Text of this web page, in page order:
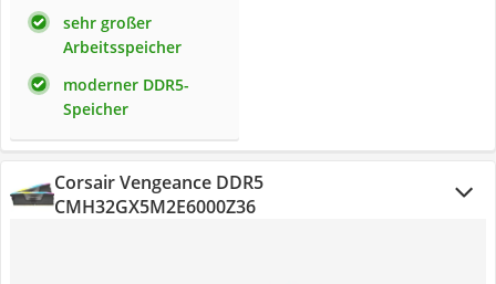
sehr großer
Arbeitsspeicher
moderner DDR5-
Speicher
Corsair Vengeance DDR5
CMH32GX5M2E6000Z36